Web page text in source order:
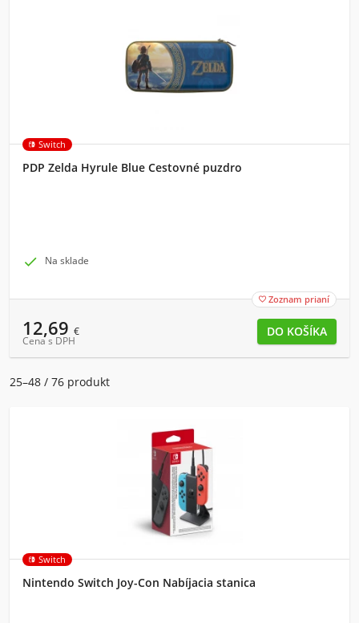
Switch
PDP Zelda Hyrule Blue Cestovné puzdro
 Na sklade
 Zoznam prianí
12,69 €
Cena s DPH
25–48 / 76 produkt
Switch
Nintendo Switch Joy-Con Nabíjacia stanica